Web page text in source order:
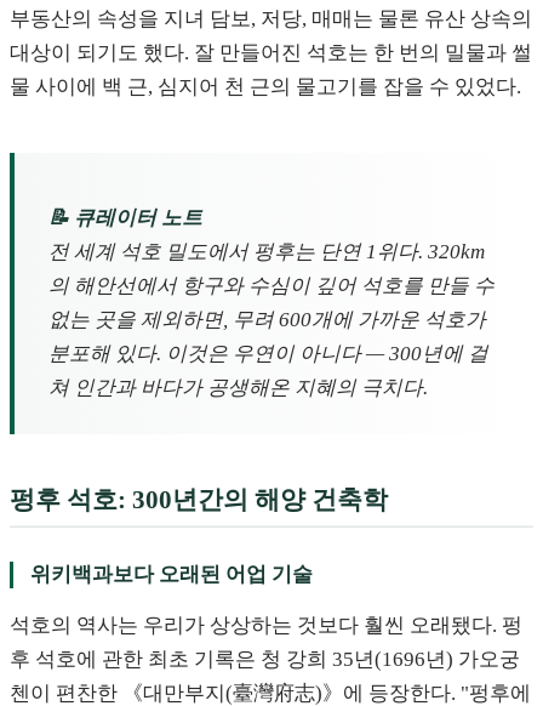
부동산의 속성을 지녀 담보, 저당, 매매는 물론 유산 상속의
대상이 되기도 했다. 잘 만들어진 석호는 한 번의 밀물과 썰
물 사이에 백 근, 심지어 천 근의 물고기를 잡을 수 있었다.
📝 큐레이터 노트
전 세계 석호 밀도에서 펑후는 단연 1위다. 320km
의 해안선에서 항구와 수심이 깊어 석호를 만들 수
없는 곳을 제외하면, 무려 600개에 가까운 석호가
분포해 있다. 이것은 우연이 아니다 — 300년에 걸
쳐 인간과 바다가 공생해온 지혜의 극치다.
펑후 석호: 300년간의 해양 건축학
위키백과보다 오래된 어업 기술
석호의 역사는 우리가 상상하는 것보다 훨씬 오래됐다. 펑
후 석호에 관한 최초 기록은 청 강희 35년(1696년) 가오궁
첸이 편찬한 《대만부지(臺灣府志)》에 등장한다. "펑후에